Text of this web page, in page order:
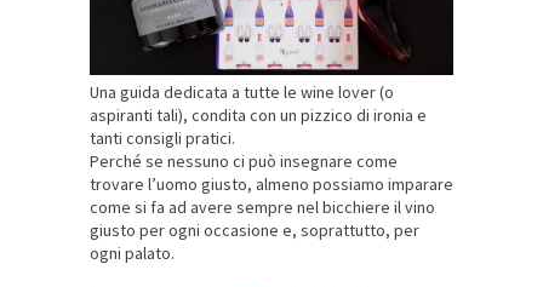
Una guida dedicata a tutte le wine lover (o
aspiranti tali), condita con un pizzico di ironia e
tanti consigli pratici.
Perché se nessuno ci può insegnare come
trovare l’uomo giusto, almeno possiamo imparare
come si fa ad avere sempre nel bicchiere il vino
giusto per ogni occasione e, soprattutto, per
ogni palato.